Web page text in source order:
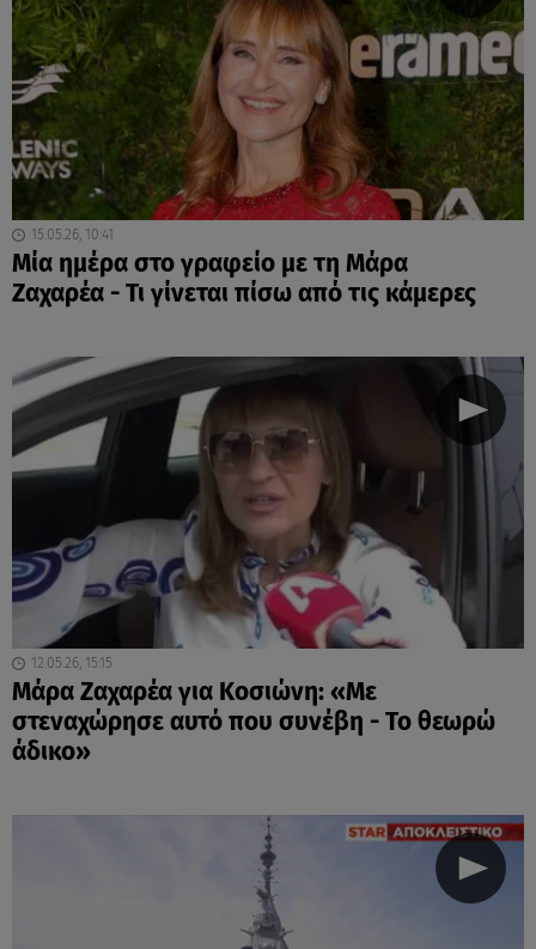
15.05.26, 10:41
Μία ημέρα στο γραφείο με τη Μάρα
Ζαχαρέα - Τι γίνεται πίσω από τις κάμερες
12.05.26, 15:15
Μάρα Ζαχαρέα για Κοσιώνη: «Με
στεναχώρησε αυτό που συνέβη - Το θεωρώ
άδικο»